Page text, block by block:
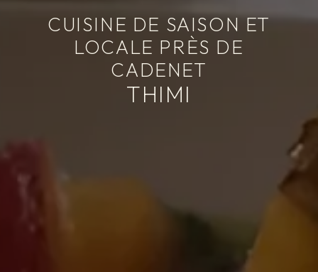
CUISINE DE SAISON ET
LOCALE PRÈS DE
CADENET
THIMI